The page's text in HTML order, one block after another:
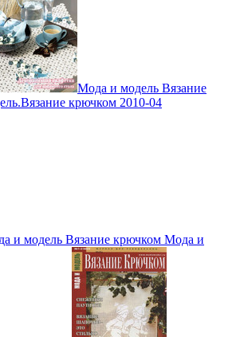
Мода и модель Вязание
крючком 2010-04
и модель Вязание крючком Мода и